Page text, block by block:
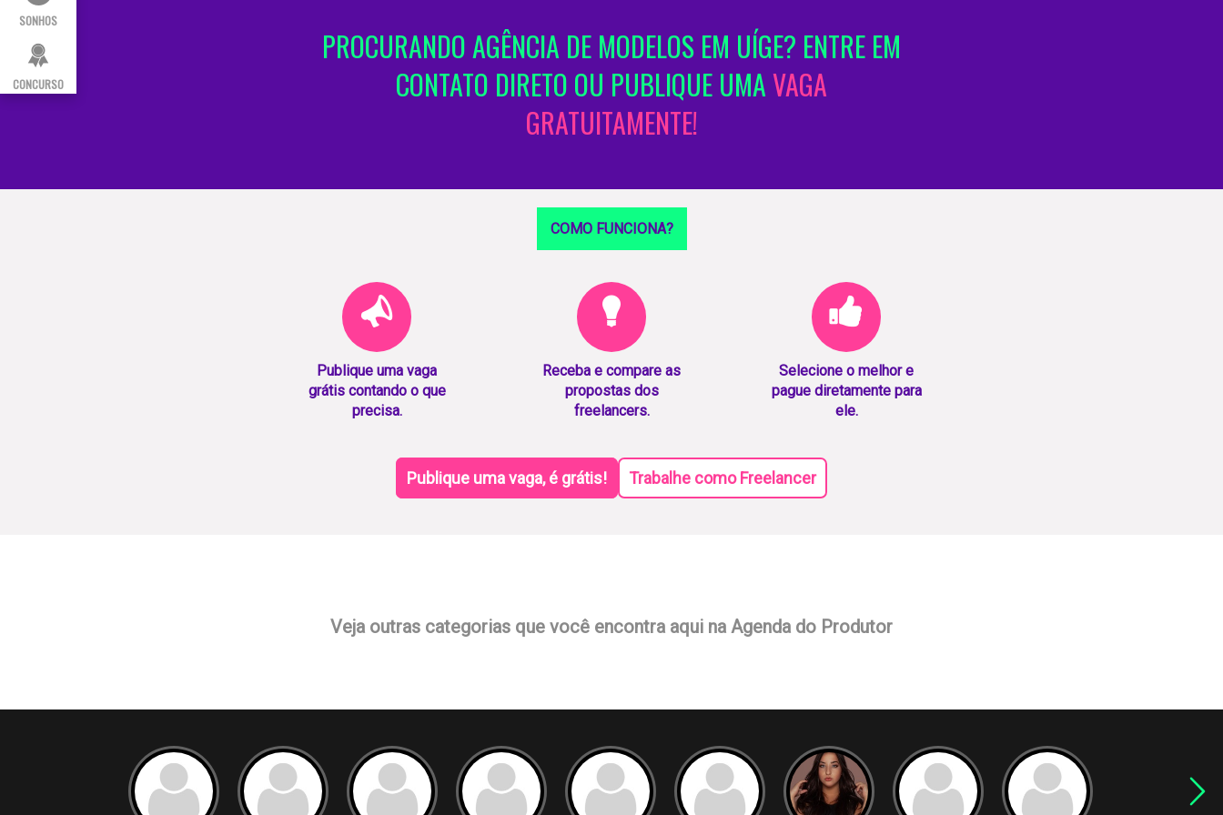
SONHOS
CONCURSO
PROCURANDO AGÊNCIA DE MODELOS EM UÍGE? ENTRE EM
CONTATO DIRETO OU PUBLIQUE UMAVAGA
GRATUITAMENTE!
COMO FUNCIONA?
Publique uma vaga
grátis contando o que
precisa.
Receba e compare as
propostas dos
freelancers.
Selecione o melhor e
pague diretamente para
ele.
Publique uma vaga, é grátis! Trabalhe como Freelancer
Veja outras categorias que você encontra aqui na Agenda do Produtor